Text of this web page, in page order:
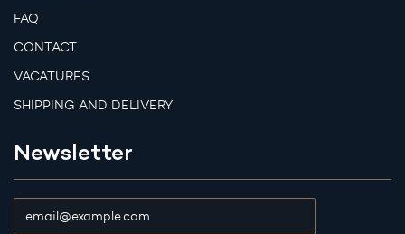
FAQ
CONTACT
VACATURES
SHIPPING AND DELIVERY
Newsletter